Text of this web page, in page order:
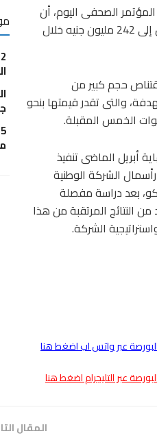
الصحفى اليوم، أن
الشركة حققت إيرادات بقيمة تصل إلى 242 مليون جنيه خلال
حجم كبير من
والتى تقدر قيمتها بنحو
أبريل الماضى تنفيذ
من أسهم رأسمال الشركة الوطنية
بعد دراسة مفصلة
النتائج المرتقبة من هذا
الشركة.
البورصة عبر واتس اب اضغط هنا
عبر التليجرام اضغط هنا
المقال